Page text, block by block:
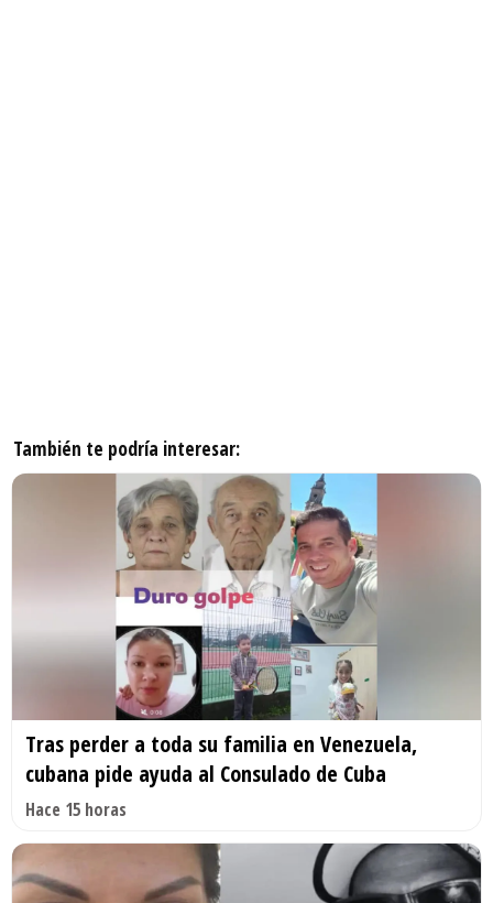
También te podría interesar:
Tras perder a toda su familia en Venezuela,
cubana pide ayuda al Consulado de Cuba
Hace 15 horas